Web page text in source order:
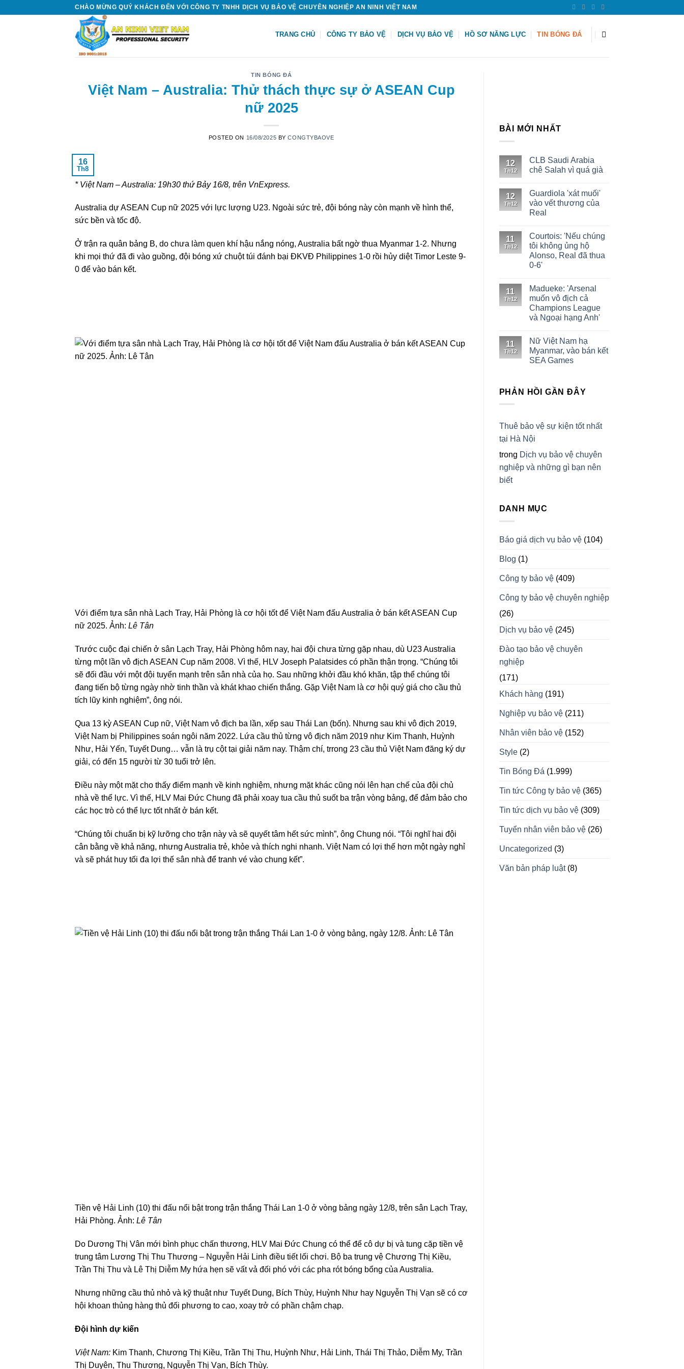
CHÀO MỪNG QUÝ KHÁCH ĐẾN VỚI CÔNG TY TNHH DỊCH VỤ BẢO VỆ CHUYÊN NGHIỆP AN NINH VIỆT NAM
TRANG CHỦ CÔNG TY BẢO VỆ DỊCH VỤ BẢO VỆ HỒ SƠ NĂNG LỰC TIN BÓNG ĐÁ
TIN BÓNG ĐÁ
Việt Nam – Australia: Thử thách thực sự ở ASEAN Cup
nữ 2025
POSTED ON 16/08/2025 BYCONGTYBAOVE
16
Th8
* Việt Nam – Australia: 19h30 thứ Bảy 16/8, trên VnExpress.
Australia dự ASEAN Cup nữ 2025 với lực lượng U23. Ngoài sức trẻ, đội bóng này còn mạnh về hình thể,
sức bền và tốc độ.
Ở trận ra quân bảng B, do chưa làm quen khí hậu nắng nóng, Australia bất ngờ thua Myanmar 1-2. Nhưng
khi mọi thứ đã đi vào guồng, đội bóng xứ chuột túi đánh bại ĐKVĐ Philippines 1-0 rồi hủy diệt Timor Leste 9-
0 để vào bán kết.
Với điểm tựa sân nhà Lạch Tray, Hải Phòng là cơ hội tốt để Việt Nam đấu Australia ở bán kết ASEAN Cup
nữ 2025. Ảnh: Lê Tân
Trước cuộc đại chiến ở sân Lạch Tray, Hải Phòng hôm nay, hai đội chưa từng gặp nhau, dù U23 Australia
từng một lần vô địch ASEAN Cup năm 2008. Vì thế, HLV Joseph Palatsides có phần thận trọng. “Chúng tôi
sẽ đối đầu với một đội tuyển mạnh trên sân nhà của họ. Sau những khởi đầu khó khăn, tập thể chúng tôi
đang tiến bộ từng ngày nhờ tinh thần và khát khao chiến thắng. Gặp Việt Nam là cơ hội quý giá cho cầu thủ
tích lũy kinh nghiệm”, ông nói.
Qua 13 kỳ ASEAN Cup nữ, Việt Nam vô địch ba lần, xếp sau Thái Lan (bốn). Nhưng sau khi vô địch 2019,
Việt Nam bị Philippines soán ngôi năm 2022. Lứa cầu thủ từng vô địch năm 2019 như Kim Thanh, Huỳnh
Như, Hải Yến, Tuyết Dung… vẫn là trụ cột tại giải năm nay. Thậm chí, trrong 23 cầu thủ Việt Nam đăng ký dự
giải, có đến 15 người từ 30 tuổi trở lên.
Điều này một mặt cho thấy điểm mạnh về kinh nghiệm, nhưng mặt khác cũng nói lên hạn chế của đội chủ
nhà về thể lực. Vì thế, HLV Mai Đức Chung đã phải xoay tua cầu thủ suốt ba trận vòng bảng, để đảm bảo cho
các học trò có thể lực tốt nhất ở bán kết.
“Chúng tôi chuẩn bị kỹ lưỡng cho trận này và sẽ quyết tâm hết sức mình”, ông Chung nói. “Tôi nghĩ hai đội
cân bằng về khả năng, nhưng Australia trẻ, khỏe và thích nghi nhanh. Việt Nam có lợi thế hơn một ngày nghỉ
và sẽ phát huy tối đa lợi thế sân nhà để tranh vé vào chung kết”.
Tiền vệ Hải Linh (10) thi đấu nổi bật trong trận thắng Thái Lan 1-0 ở vòng bảng ngày 12/8, trên sân Lạch Tray,
Hải Phòng. Ảnh: Lê Tân
Do Dương Thị Vân mới bình phục chấn thương, HLV Mai Đức Chung có thể để cô dự bị và tung cặp tiền vệ
trung tâm Lương Thị Thu Thương – Nguyễn Hải Linh điều tiết lối chơi. Bộ ba trung vệ Chương Thị Kiều,
Trần Thị Thu và Lê Thị Diễm My hứa hẹn sẽ vất vả đối phó với các pha rót bóng bổng của Australia.
Nhưng những cầu thủ nhỏ và kỹ thuật như Tuyết Dung, Bích Thùy, Huỳnh Như hay Nguyễn Thị Vạn sẽ có cơ
hội khoan thủng hàng thủ đối phương to cao, xoay trở có phần chậm chạp.
Đội hình dự kiến
Việt Nam: Kim Thanh, Chương Thị Kiều, Trần Thị Thu, Huỳnh Như, Hải Linh, Thái Thị Thảo, Diễm My, Trần
Thị Duyên, Thu Thương, Nguyễn Thị Vạn, Bích Thùy.
BÀI MỚI NHẤT
12
Th12
CLB Saudi Arabia
chê Salah vì quá già
12
Th12
Guardiola 'xát muối'
vào vết thương của
Real
11
Th12
Courtois: 'Nếu chúng
tôi không ủng hộ
Alonso, Real đã thua
0-6'
11
Th12
Madueke: 'Arsenal
muốn vô địch cả
Champions League
và Ngoại hạng Anh'
11
Th12
Nữ Việt Nam hạ
Myanmar, vào bán kết
SEA Games
PHẢN HỒI GẦN ĐÂY
Thuê bảo vệ sự kiện tốt nhất
tại Hà Nội
trong Dịch vụ bảo vệ chuyên
nghiệp và những gì bạn nên
biết
DANH MỤC
Báo giá dịch vụ bảo vệ(104)
Blog (1)
Công ty bảo vệ(409)
Công ty bảo vệ chuyên nghiệp
(26)
Dịch vụ bảo vệ(245)
Đào tạo bảo vệ chuyên
nghiệp
(171)
Khách hàng (191)
Nghiệp vụ bảo vệ(211)
Nhân viên bảo vệ(152)
Style(2)
Tin Bóng Đá (1.999)
Tin tức Công ty bảo vệ(365)
Tin tức dịch vụ bảo vệ(309)
Tuyển nhân viên bảo vệ(26)
Uncategorized (3)
Văn bản pháp luật(8)